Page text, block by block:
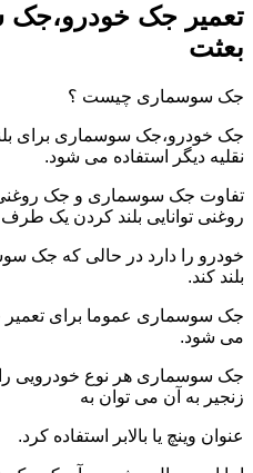
تعمیر جک
بعثت
جک سوسماری چیست ؟
جک خودرو،جک سوسماری برای
نقلیه دیگر استفاده می شود.
تفاوت جک سوسماری و جک
روغنی توانایی بلند کردن یک طرف
خودرو را دارد در حالی که جک
بلند کند.
جک سوسماری عموما برای تعمیر
می شود.
جک سوسماری هر نوع خودرویی را
زنجیر به آن می توان به
عنوان وینچ یا بالابر استفاده کرد.